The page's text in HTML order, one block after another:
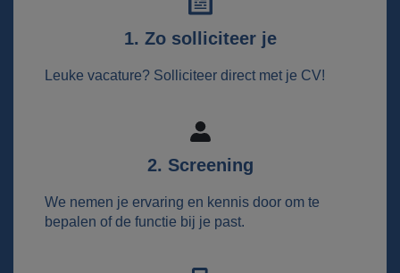
1. Zo solliciteer je
Leuke vacature? Solliciteer direct met je CV!
2. Screening
We nemen je ervaring en kennis door om te
bepalen of de functie bij je past.